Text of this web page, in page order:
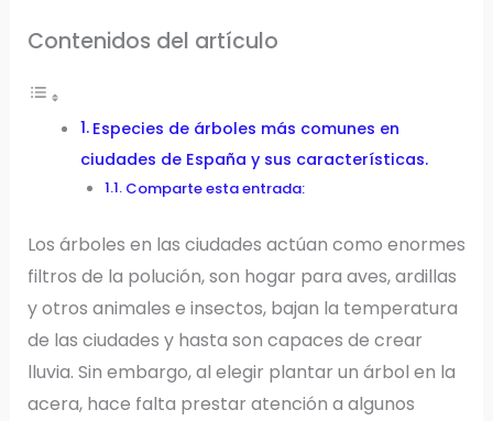
Contenidos del artículo
Especies de árboles más comunes en
ciudades de España y sus características.
Comparte esta entrada:
Los árboles en las ciudades actúan como enormes
filtros de la polución, son hogar para aves, ardillas
y otros animales e insectos, bajan la temperatura
de las ciudades y hasta son capaces de crear
lluvia. Sin embargo, al elegir plantar un árbol en la
acera, hace falta prestar atención a algunos